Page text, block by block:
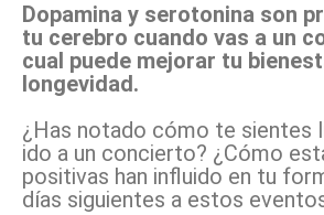
Dopamina y serotonina son
tu cerebro cuando vas a un
cual puede mejorar tu
longevidad.
¿Has notado cómo te sientes
ido a un concierto? ¿Cómo
positivas han influido en tu
días siguientes a estos